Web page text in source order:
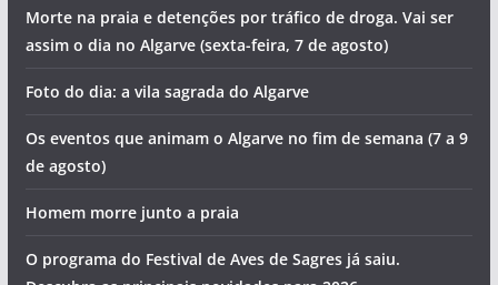
Morte na praia e detenções por tráfico de droga. Vai ser
assim o dia no Algarve (sexta-feira, 7 de agosto)
Foto do dia: a vila sagrada do Algarve
Os eventos que animam o Algarve no fim de semana (7 a 9
de agosto)
Homem morre junto a praia
O programa do Festival de Aves de Sagres já saiu.